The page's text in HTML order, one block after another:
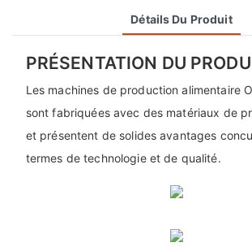
Détails Du Produit
PRÉSENTATION DU
Les machines de production alimentaire
sont fabriquées avec des matériaux de
et présentent de solides avantages
termes de technologie et de qualité.